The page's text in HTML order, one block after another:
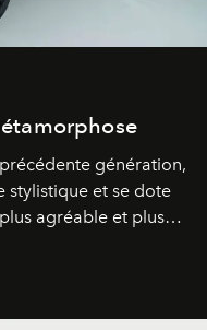
génération,
stylistique et se dote
agréable et plus